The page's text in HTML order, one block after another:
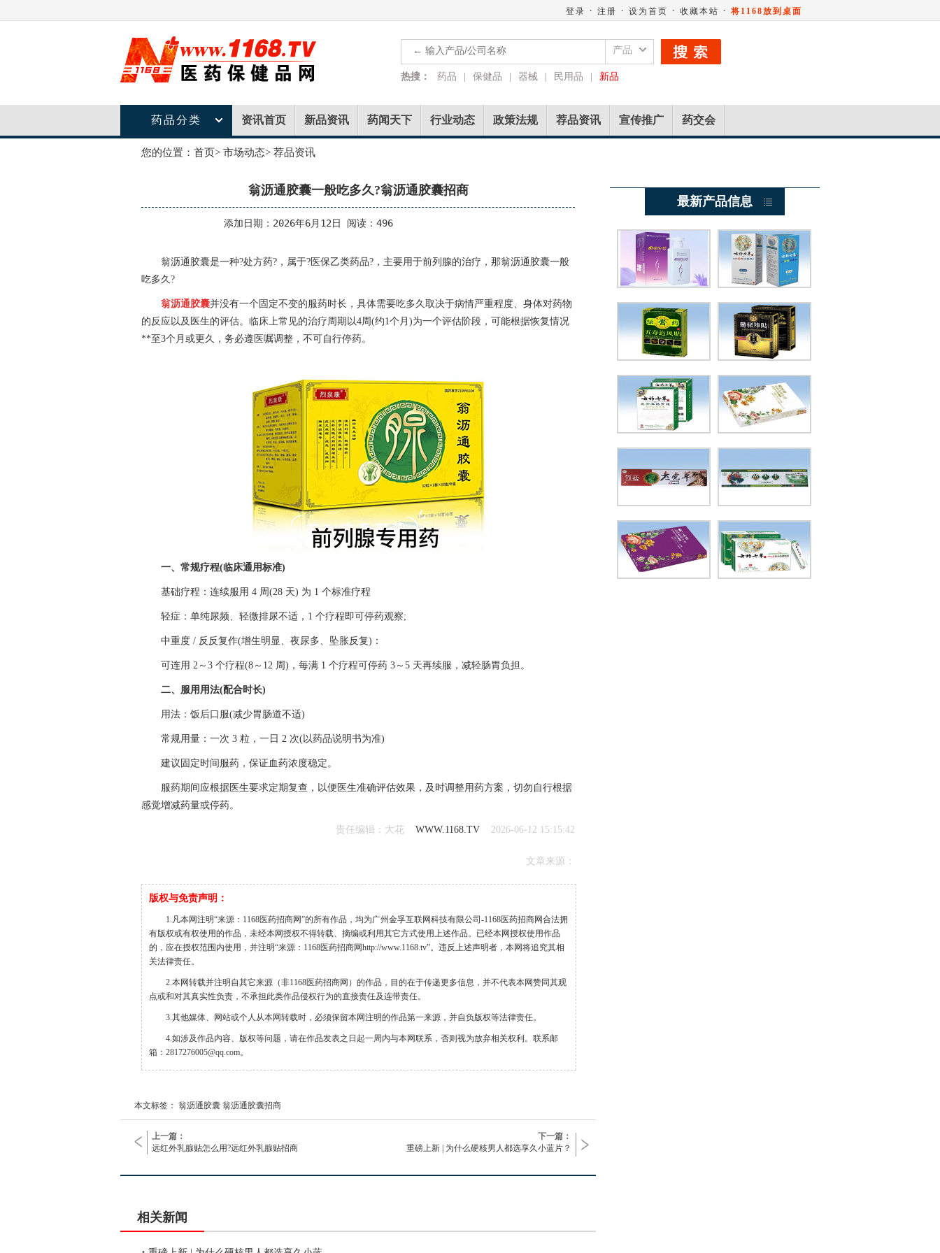
登录 · 注册 · 设为首页 · 收藏本站 · 将1168放到桌面
产品
热搜： 药品 保健品 器械 民用品 新品
药品分类 资讯首页 新品资讯 药闻天下 行业动态 政策法规 荐品资讯 宣传推广 药交会
您的位置： 首页> 市场动态> 荐品资讯
翁沥通胶囊一般吃多久?翁沥通胶囊招商
添加日期：2026年6月12日 阅读：496
翁沥通胶囊是一种?处方药?，属于?医保乙类药品?，主要用于前列腺的治疗，那翁沥通胶囊一般
吃多久?
翁沥通胶囊并没有一个固定不变的服药时长，具体需要吃多久取决于病情严重程度、身体对药物
的反应以及医生的评估。临床上常见的治疗周期以4周(约1个月)为一个评估阶段，可能根据恢复情况
**至3个月或更久，务必遵医嘱调整，不可自行停药。
一、常规疗程(临床通用标准)
基础疗程：连续服用 4 周(28 天) 为 1 个标准疗程
轻症：单纯尿频、轻微排尿不适，1 个疗程即可停药观察;
中重度 / 反反复作(增生明显、夜尿多、坠胀反复)：
可连用 2～3 个疗程(8～12 周)，每满 1 个疗程可停药 3～5 天再续服，减轻肠胃负担。
二、服用用法(配合时长)
用法：饭后口服(减少胃肠道不适)
常规用量：一次 3 粒，一日 2 次(以药品说明书为准)
建议固定时间服药，保证血药浓度稳定。
服药期间应根据医生要求定期复查，以便医生准确评估效果，及时调整用药方案，切勿自行根据
感觉增减药量或停药。
责任编辑：大花 WWW.1168.TV 2026-06-12 15:15:42
文章来源：
版权与免责声明：
1.凡本网注明“来源：1168医药招商网”的所有作品，均为广州金孚互联网科技有限公司-1168医药招商网合法拥
有版权或有权使用的作品，未经本网授权不得转载、摘编或利用其它方式使用上述作品。已经本网授权使用作品
的，应在授权范围内使用，并注明“来源：1168医药招商网http://www.1168.tv”。违反上述声明者，本网将追究其相
关法律责任。
2.本网转载并注明自其它来源（非1168医药招商网）的作品，目的在于传递更多信息，并不代表本网赞同其观
点或和对其真实性负责，不承担此类作品侵权行为的直接责任及连带责任。
3.其他媒体、网站或个人从本网转载时，必须保留本网注明的作品第一来源，并自负版权等法律责任。
4.如涉及作品内容、版权等问题，请在作品发表之日起一周内与本网联系，否则视为放弃相关权利。联系邮
箱：2817276005@qq.com。
本文标签： 翁沥通胶囊 翁沥通胶囊招商
上一篇：
远红外乳腺贴怎么用?远红外乳腺贴招商
下一篇：
重磅上新 | 为什么硬核男人都选享久小蓝片？
相关新闻
最新产品信息